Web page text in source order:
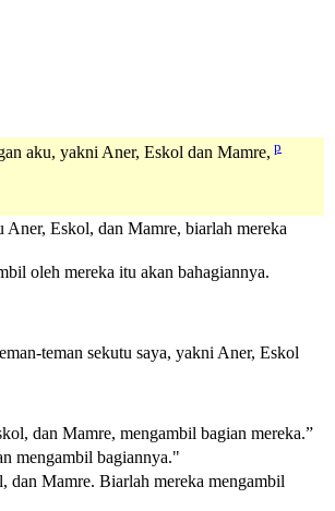
aku, yakni Aner, Eskol dan Mamre, p
Eskol, dan Mamre, biarlah mereka
oleh mereka itu akan bahagiannya.
teman sekutu saya, yakni Aner, Eskol
dan Mamre, mengambil bagian mereka.”
mengambil bagiannya."
dan Mamre. Biarlah mereka mengambil